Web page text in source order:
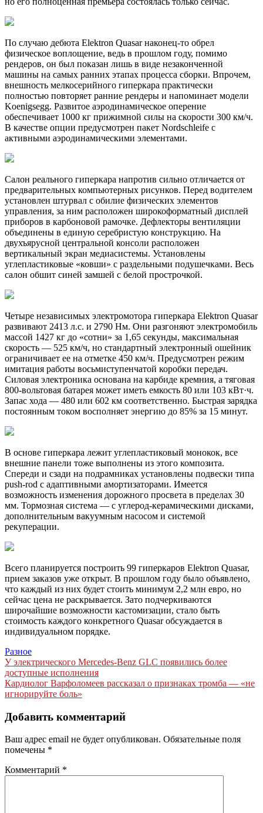
По случаю дебюта Elektron Quasar наконец-то обрел
физическое воплощение, ведь в прошлом году, помимо
рендеров, он был показан лишь в виде незаконченной
машины на самых ранних этапах процесса сборки. Впрочем,
внешность мелкосерийного гиперкара практически
полностью повторяет ранние рендеры и напоминает модели
Koenigsegg. Развитое аэродинамическое оперение
обеспечивает 1000 кг прижимной силы на скорости 300 км/ч.
В качестве опции предусмотрен пакет Nordschleife с
активными аэродинамическими элементами.
Салон реального гиперкара напротив сильно отличается от
предварительных компьютерных рисунков. Перед водителем
установлен штурвал с обилие физических элементов
управления, за ним расположен широкоформатный дисплей
приборов в карбоновой рамочке. Дефлекторы вентиляции
объединены в единую серебристую конструкцию. На
двухъярусной центральной консоли расположен
вертикальный экран медиасистемы. Установлены
углепластиковые «ковши» с раздельными подушечками. Весь
салон обшит синей замшей с белой прострочкой.
Четыре независимых электромотора гиперкара Elektron Quasar
развивают 2413 л.с. и 2790 Нм. Они разгоняют электромобиль
массой 1427 кг до «сотни» за 1,65 секунды, максимальная
скорость — 525 км/ч, но стандартный электронный ошейник
ограничивает ее на отметке 450 км/ч. Предусмотрен режим
имитация работы восьмиступенчатой коробки передач.
Силовая электроника основана на карбиде кремния, а тяговая
800-вольтовая батарея может иметь емкость 80 или 103 кВт·ч.
Запас хода — 480 или 602 км соответственно. Быстрая зарядка
постоянным током восполняет энергию до 85% за 15 минут.
В основе гиперкара лежит углепластиковый монокок, все
внешние панели тоже выполнены из этого композита.
Спереди и сзади на подрамниках установлены подвески типа
push-rod с адаптивными амортизаторами. Имеется
возможность изменения дорожного просвета в пределах 30
мм. Тормозная система — с углерод-керамическими дисками,
дополнительным вакуумным насосом и системой
рекуперации.
Всего планируется построить 99 гиперкаров Elektron Quasar,
прием заказов уже открыт. В прошлом году было объявлено,
что каждый из них будет стоить минимум 2,2 млн евро, но
сейчас цена не раскрывается. Зато подчеркиваются
широчайшие возможности кастомизации, стало быть
стоимость каждого конкретного Quasar обсуждается в
индивидуальном порядке.
Разное
Навигация
по
записям
У электрического Mercedes-Benz GLC появились более
доступные исполнения
Кардиолог Варфоломеев рассказал о признаках тромба — «не
игнорируйте боль»
Добавить комментарий
Ваш адрес email не будет опубликован. Обязательные поля
помечены *
Комментарий *